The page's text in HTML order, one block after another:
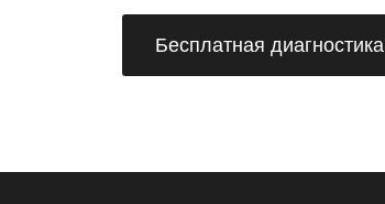
Бесплатная диагностика